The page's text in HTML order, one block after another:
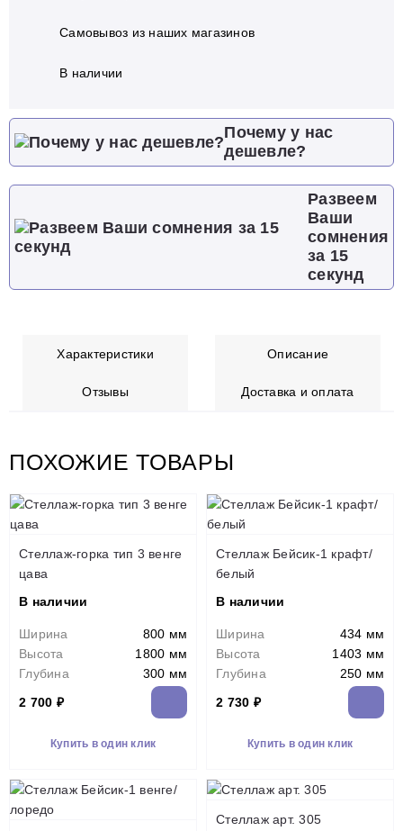
Самовывоз из наших магазинов
В наличии
Почему у нас
дешевле?
Развеем
Ваши
сомнения
за 15
секунд
Характеристики Описание
Отзывы Доставка и оплата
ПОХОЖИЕ ТОВАРЫ
Стеллаж-горка тип 3 венге
цава
В наличии
Ширина
800 мм
Высота
1800 мм
Глубина
300 мм
2 700 ₽
Купить в один клик
Стеллаж Бейсик-1 крафт/
белый
В наличии
Ширина
434 мм
Высота
1403 мм
Глубина
250 мм
2 730 ₽
Купить в один клик
Стеллаж арт. 305